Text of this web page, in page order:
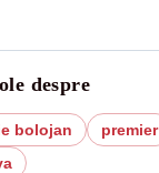
despre
bolojan
premier